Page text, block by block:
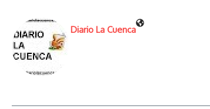
Diario La Cuenca